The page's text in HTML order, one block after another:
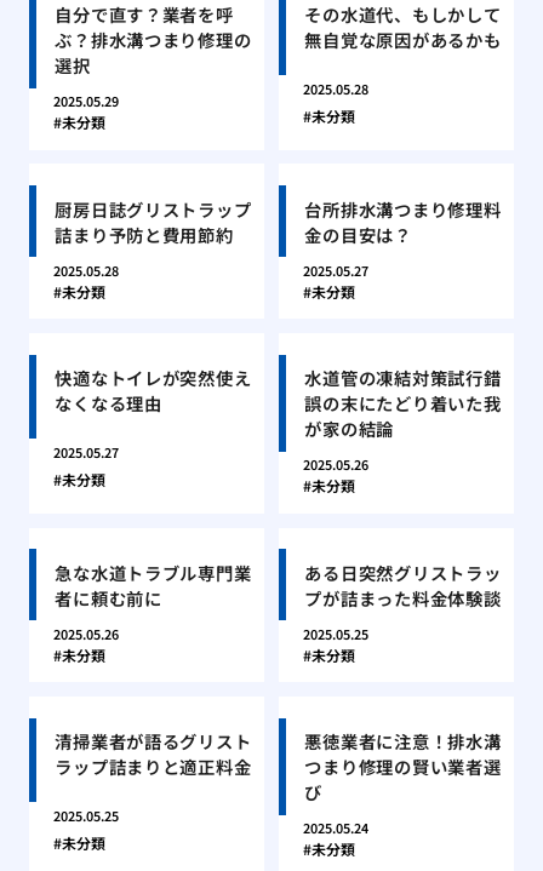
自分で直す？業者を呼
ぶ？排水溝つまり修理の
選択
2025.05.29
未分類
その水道代、もしかして
無自覚な原因があるかも
2025.05.28
未分類
厨房日誌グリストラップ
詰まり予防と費用節約
2025.05.28
未分類
台所排水溝つまり修理料
金の目安は？
2025.05.27
未分類
快適なトイレが突然使え
なくなる理由
2025.05.27
未分類
水道管の凍結対策試行錯
誤の末にたどり着いた我
が家の結論
2025.05.26
未分類
急な水道トラブル専門業
者に頼む前に
2025.05.26
未分類
ある日突然グリストラッ
プが詰まった料金体験談
2025.05.25
未分類
清掃業者が語るグリスト
ラップ詰まりと適正料金
2025.05.25
未分類
悪徳業者に注意！排水溝
つまり修理の賢い業者選
び
2025.05.24
未分類